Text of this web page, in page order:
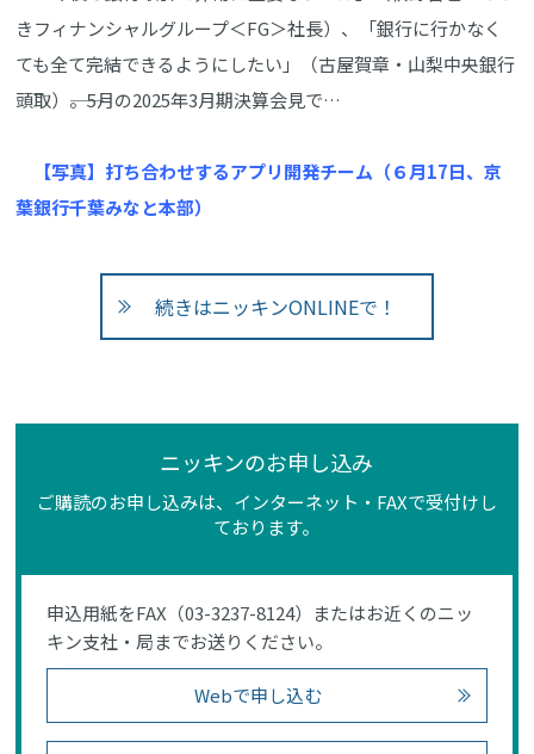
きフィナンシャルグループ＜FG＞社長）、「銀行に行かなく
ても全て完結できるようにしたい」（古屋賀章・山梨中央銀行
頭取）――。5月の2025年3月期決算会見で…
【写真】打ち合わせするアプリ開発チーム（６月17日、京
葉銀行千葉みなと本部）
続きはニッキンONLINEで！
ニッキンのお申し込み
ご購読のお申し込みは、インターネット・FAXで受付けし
ております。
申込用紙をFAX（03-3237-8124）またはお近くのニッ
キン支社・局までお送りください。
Webで申し込む